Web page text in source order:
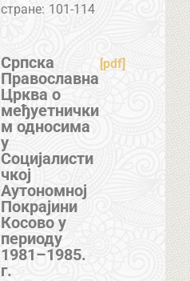
стране: 101-114
Српска
Православна
Црква о
међуетнички
м односима
у
Социјалисти
чкој
Аутономној
Покрајини
Косово у
периоду
1981–1985.
г.
[pdf]